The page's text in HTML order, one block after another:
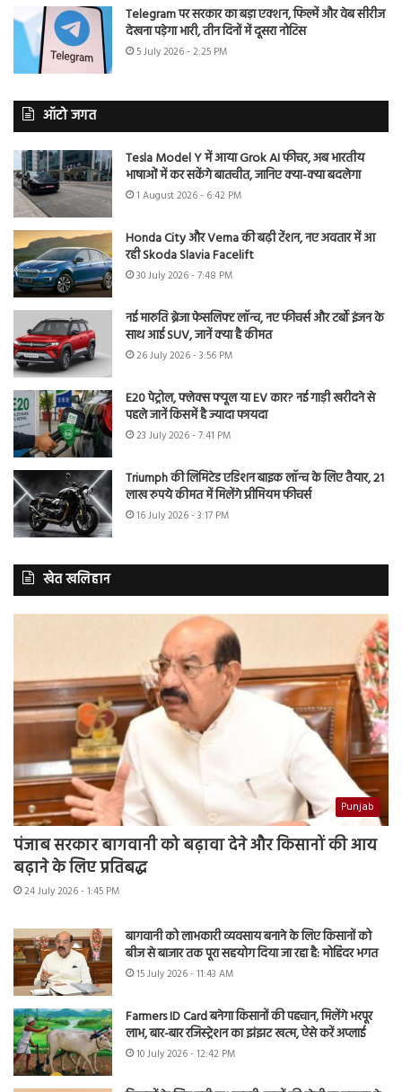
Telegram पर सरकार का बड़ा एक्शन, फिल्में और वेब सीरीज
देखना पड़ेगा भारी, तीन दिनों में दूसरा नोटिस
5 July 2026 - 2:25 PM
ऑटो जगत
Tesla Model Y में आया Grok AI फीचर, अब भारतीय
भाषाओं में कर सकेंगे बातचीत, जानिए क्या-क्या बदलेगा
1 August 2026 - 6:42 PM
Honda City और Verna की बढ़ी टेंशन, नए अवतार में आ
रही Skoda Slavia Facelift
30 July 2026 - 7:48 PM
नई मारुति ब्रेजा फेसलिफ्ट लॉन्च, नए फीचर्स और टर्बो इंजन के
साथ आई SUV, जानें क्या है कीमत
26 July 2026 - 3:56 PM
E20 पेट्रोल, फ्लेक्स फ्यूल या EV कार? नई गाड़ी खरीदने से
पहले जानें किसमें है ज्यादा फायदा
23 July 2026 - 7:41 PM
Triumph की लिमिटेड एडिशन बाइक लॉन्च के लिए तैयार, 21
लाख रुपये कीमत में मिलेंगे प्रीमियम फीचर्स
16 July 2026 - 3:17 PM
खेत खलिहान
Punjab
पंजाब सरकार बागवानी को बढ़ावा देने और किसानों की आय
बढ़ाने के लिए प्रतिबद्ध
24 July 2026 - 1:45 PM
बागवानी को लाभकारी व्यवसाय बनाने के लिए किसानों को
बीज से बाजार तक पूरा सहयोग दिया जा रहा है: मोहिंदर भगत
15 July 2026 - 11:43 AM
Farmers ID Card बनेगा किसानों की पहचान, मिलेंगे भरपूर
लाभ, बार-बार रजिस्ट्रेशन का झंझट खत्म, ऐसे करें अप्लाई
10 July 2026 - 12:42 PM